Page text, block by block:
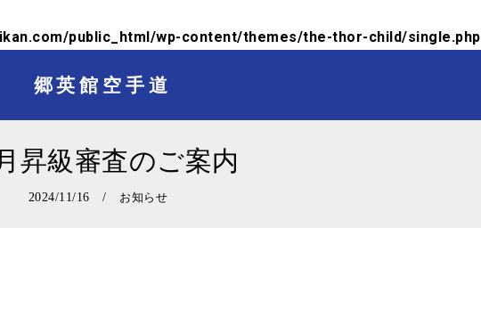
public_html/wp-content/themes/the-thor-child/single.php
郷英館空手道
昇級審査のご案内
2024/11/16 / お知らせ